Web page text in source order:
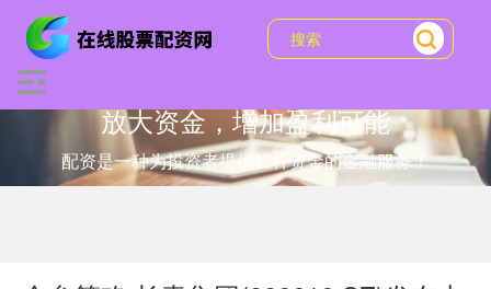
放大资金，增加盈利可能
配资是一种为投资者提供杠杆资金的金融服务！